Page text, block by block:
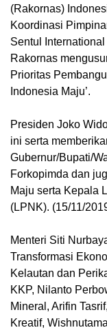
(Rakornas)
Koordinasi
Sentul
Rakornas
Prioritas
Indonesia Maju’.
Presiden Joko
ini serta
Gubernur/Bupati/
Forkopimda dan
Maju serta Kepala
(LPNK). (15/11/
Menteri Siti
Transformasi
Kelautan dan
KKP, Nilanto
Mineral, Arifin
Kreatif,